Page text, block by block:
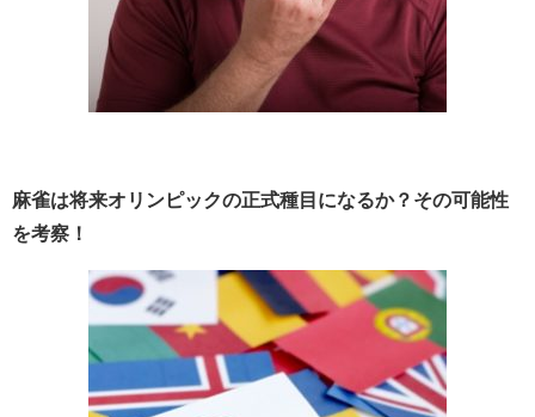
麻雀は将来オリンピックの正式種目になるか？その可能性
を考察！